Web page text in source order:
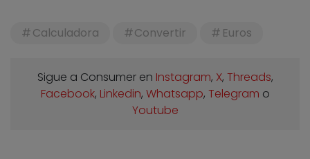
Calculadora Convertir Euros
Sigue a Consumer en Instagram, X, Threads,
Facebook, Linkedin, Whatsapp, Telegram o
Youtube